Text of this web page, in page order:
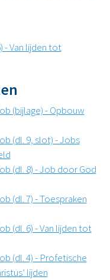
- Van lijden tot
(bijlage) - Opbouw
(dl. 9, slot) - Jobs
(dl. 8) - Job door God
(dl. 7) - Toespraken
(dl. 6) - Van lijden tot
(dl. 4) - Profetische
lijden